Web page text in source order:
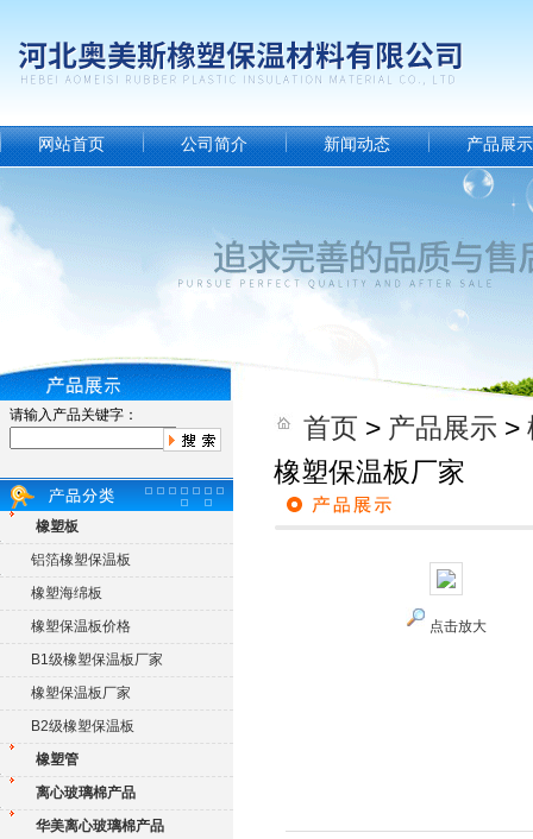
网站首页 公司简介 新闻动态 产品展示
请输入产品关键字：
橡塑板
铝箔橡塑保温板
橡塑海绵板
橡塑保温板价格
B1级橡塑保温板厂家
橡塑保温板厂家
B2级橡塑保温板
橡塑管
离心玻璃棉产品
华美离心玻璃棉产品
首页 > 产品展示 >
橡塑保温板厂家
点击放大